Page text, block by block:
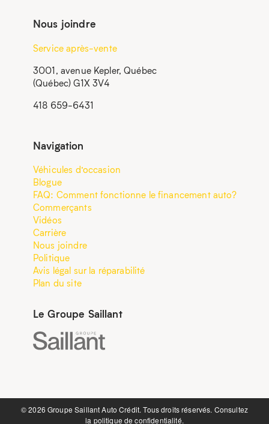
Nous joindre
Service après-vente
3001, avenue Kepler, Québec
(Québec) G1X 3V4
418 659-6431
Navigation
Véhicules d’occasion
Blogue
FAQ: Comment fonctionne le financement auto?
Commerçants
Vidéos
Carrière
Nous joindre
Politique
Avis légal sur la réparabilité
Plan du site
Le Groupe Saillant
©️ 2026 Groupe Saillant Auto Crédit. Tous droits réservés. Consultez
la politique de confidentialité.